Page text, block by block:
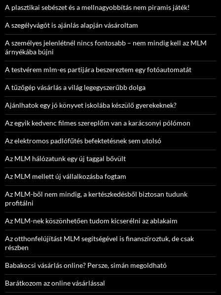
A plasztikai sebészet és a mellnagyobbítás nem piramis játék!
A szegélyvágót is ajánlás alapján vásároltam
A személyes jelenlétnél nincs fontosabb – nem mindig kell az MLM
árnyékába bújni
A testvérem mlm-es partijára beszereztem egy fotóautomatát
A tűzőgép vásárlás a világ legegyszerűbb dolga
Ajánlhatok egy jó könyvet iskolába készülő gyerekeknek?
Az egyik kedvenc filmes szereplőm van a karácsonyi pólómon
Az elektromos padlófűtés befektetésnek sem utolsó
Az MLM hálózatunk egy új taggal bővült
Az MLM mellett új vállalkozásba fogtam
Az MLM-ből nem mindig, a kertészkedésből biztosan tudunk
profitálni
Az MLM-nek köszönhetően tudom kicserélni az ablakaim
Az otthonfelújítást MLM segítségével is finanszíroztuk, de csak
részben
Babakocsi vásárlás online? Persze, simán megoldható
Barátkozom az online vásárlással